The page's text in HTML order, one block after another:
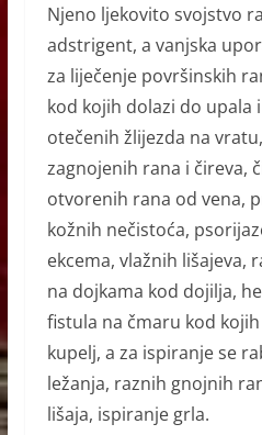
Njeno ljekovito svojstvo
adstrigent, a vanjska
za liječenje površinskih
kod kojih dolazi do upala
otečenih žlijezda na
zagnojenih rana i čireva,
otvorenih rana od vena,
kožnih nečistoća,
ekcema, vlažnih lišajeva,
na dojkama kod dojilja,
fistula na čmaru kod
kupelj, a za ispiranje se
ležanja, raznih gnojnih
lišaja, ispiranje grla.